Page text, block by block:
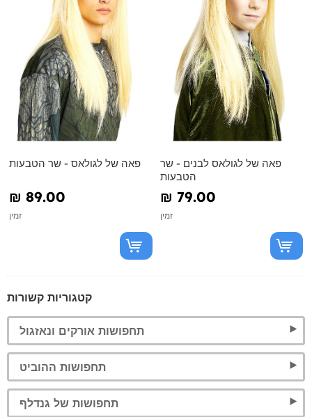
פאה של לגולאס - שר הטבעות
₪‎ 89.00
זמין
פאה של לגולאס לבנים - שר
הטבעות
₪‎ 79.00
זמין
קטגוריות קשורות
תחפושות אורקים ונאזגול
תחפושות ההוביט
תחפושות של גנדלף